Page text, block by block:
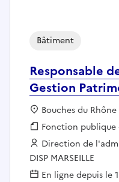
Responsable
Gestion
Bâtiment
Localisation :
Bouches du Rhône
Fonction publique
Fonction
Employeur :
Direction de
DISP MARSEILLE
En ligne depuis le